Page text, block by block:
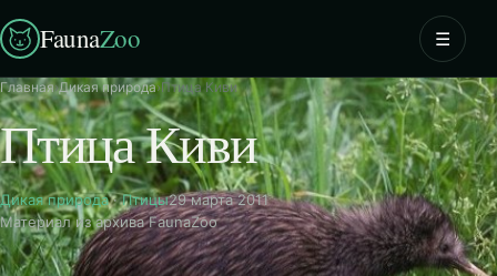
FaunaZoo ☰
Главная›Дикая природа›Птица Киви
Птица Киви
Дикая природа·Птицы29 марта 2011
Материал из архива FaunaZoo